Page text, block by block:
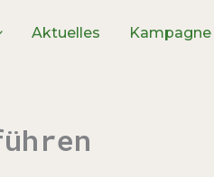
Aktuelles Kampagne